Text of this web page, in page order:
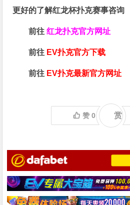
更好的了解红龙杯扑克赛事咨询
前往红龙扑克官方网址
前往 EV扑克官方下载
前往 EV扑克最新官方网址
赞0 赏